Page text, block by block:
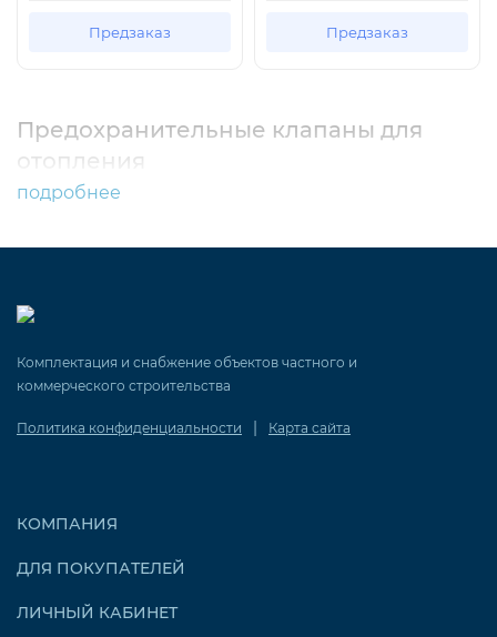
Предзаказ Предзаказ
Предохранительные клапаны для
отопления
подробнее
Комплектация и снабжение объектов частного и
коммерческого строительства
Политика конфиденциальности | Карта сайта
КОМПАНИЯ
ДЛЯ ПОКУПАТЕЛЕЙ
ЛИЧНЫЙ КАБИНЕТ